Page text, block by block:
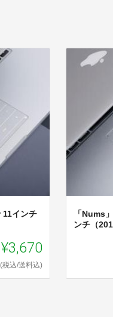
11インチ
¥3,670
(税込/送料込)
「Nums
ンチ（